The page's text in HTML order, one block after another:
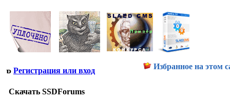
Регистрация или вход Избранное на этом
Скачать SSDForums